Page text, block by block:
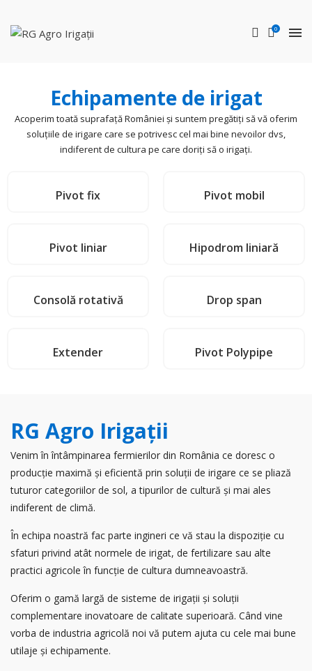
0
Echipamente de irigat
Acoperim toată suprafață României și suntem pregătiți să vă oferim
soluțiile de irigare care se potrivesc cel mai bine nevoilor dvs,
indiferent de cultura pe care doriți să o irigați.
Pivot fix Pivot mobil
Pivot liniar Hipodrom liniară
Consolă rotativă Drop span
Extender Pivot Polypipe
RG Agro Irigaţii
Venim în întâmpinarea fermierilor din România ce doresc o
producție maximă și eficientă prin soluții de irigare ce se pliază
tuturor categoriilor de sol, a tipurilor de cultură și mai ales
indiferent de climă.
În echipa noastră fac parte ingineri ce vă stau la dispoziție cu
sfaturi privind atât normele de irigat, de fertilizare sau alte
practici agricole în funcție de cultura dumneavoastră.
Oferim o gamă largă de sisteme de irigații și soluții
complementare inovatoare de calitate superioară. Când vine
vorba de industria agricolă noi vă putem ajuta cu cele mai bune
utilaje și echipamente.